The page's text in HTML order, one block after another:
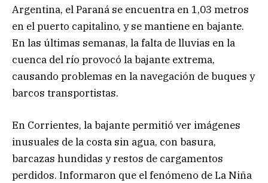
Argentina, el Paraná se encuentra en 1,03 metros
en el puerto capitalino, y se mantiene en bajante.
En las últimas semanas, la falta de lluvias en la
cuenca del río provocó la bajante extrema,
causando problemas en la navegación de buques y
barcos transportistas.
En Corrientes, la bajante permitió ver imágenes
inusuales de la costa sin agua, con basura,
barcazas hundidas y restos de cargamentos
perdidos. Informaron que el fenómeno de La Niña